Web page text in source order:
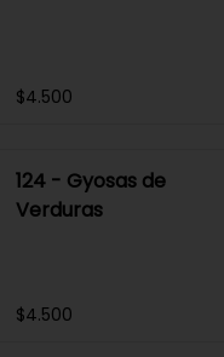
$4.500
124 - Gyosas de
Verduras
$4.500